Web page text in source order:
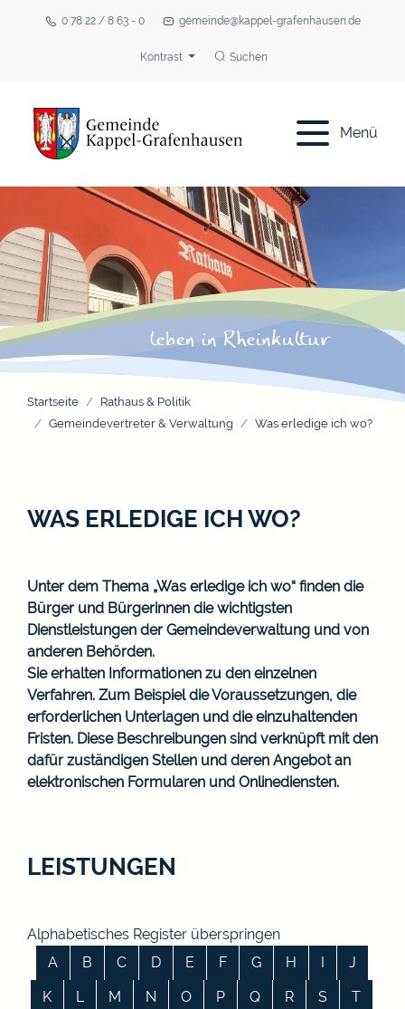
0 78 22 / 8 63 - 0 gemeinde@kappel-grafenhausen.de
Kontrast Suchen
Menü
Startseite
Rathaus & Politik
Gemeindevertreter & Verwaltung
Was erledige ich wo?
WAS ERLEDIGE ICH WO?
Unter dem Thema „Was erledige ich wo“ finden die
Bürger und Bürgerinnen die wichtigsten
Dienstleistungen der Gemeindeverwaltung und von
anderen Behörden.
Sie erhalten Informationen zu den einzelnen
Verfahren. Zum Beispiel die Voraussetzungen, die
erforderlichen Unterlagen und die einzuhaltenden
Fristen. Diese Beschreibungen sind verknüpft mit den
dafür zuständigen Stellen und deren Angebot an
elektronischen Formularen und Onlinediensten.
LEISTUNGEN
Alphabetisches Register überspringen
A
B C D E F G H I
J
K
L M N O P Q R S
T